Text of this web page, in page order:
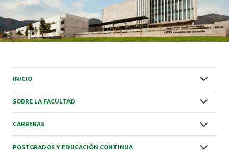
INICIO
SOBRE LA FACULTAD
CARRERAS
POSTGRADOS Y EDUCACIÓN CONTINUA